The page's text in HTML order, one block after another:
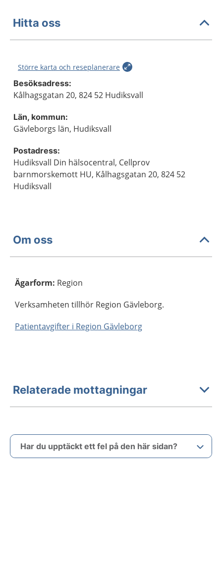
Hitta oss
Större karta och reseplanerare
Besöksadress:
Kålhagsgatan 20, 824 52 Hudiksvall
Län, kommun:
Gävleborgs län, Hudiksvall
Postadress:
Hudiksvall Din hälsocentral, Cellprov
barnmorskemott HU, Kålhagsgatan 20, 824 52
Hudiksvall
Om oss
Ägarform: Region
Verksamheten tillhör Region Gävleborg.
Patientavgifter i Region Gävleborg
Relaterade mottagningar
Har du upptäckt ett fel på den här sidan?